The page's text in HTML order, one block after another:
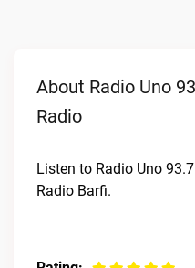
About Radio Uno
Radio
Listen to Radio Uno
Radio Barfi.